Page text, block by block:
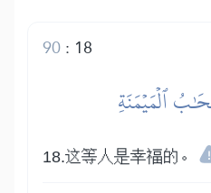
18
:
90
ٱلۡمَيۡمَنَةِ
18.这等人是幸福的。